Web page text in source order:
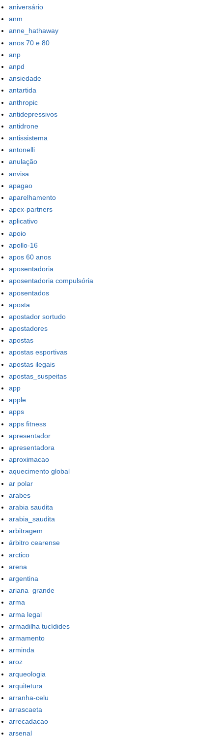
aniversário
anm
anne_hathaway
anos 70 e 80
anp
anpd
ansiedade
antartida
anthropic
antidepressivos
antidrone
antissistema
antonelli
anulação
anvisa
apagao
aparelhamento
apex-partners
aplicativo
apoio
apollo-16
apos 60 anos
aposentadoria
aposentadoria compulsória
aposentados
aposta
apostador sortudo
apostadores
apostas
apostas esportivas
apostas ilegais
apostas_suspeitas
app
apple
apps
apps fitness
apresentador
apresentadora
aproximacao
aquecimento global
ar polar
arabes
arabia saudita
arabia_saudita
arbitragem
árbitro cearense
arctico
arena
argentina
ariana_grande
arma
arma legal
armadilha tucídides
armamento
arminda
aroz
arqueologia
arquitetura
arranha-celu
arrascaeta
arrecadacao
arsenal